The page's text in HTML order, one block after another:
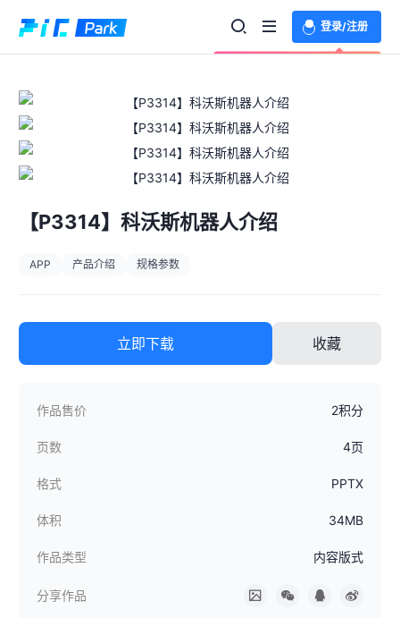
登录/注册
【P3314】科沃斯机器人介绍
APP 产品介绍 规格参数
立即下载 收藏
作品售价 2积分
页数 4页
格式 PPTX
体积 34MB
作品类型 内容版式
分享作品